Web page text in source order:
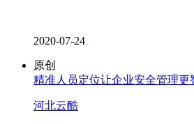
2020-07-24
原创
精准人员定位让企业安全管理更
河北云酷